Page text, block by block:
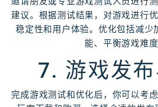
建议。根据测试结果，对游戏进行
稳定性和用户体验。优化包括减少
能、平衡游戏难度
7. 游戏发
完成游戏测试和优化后，你可以考